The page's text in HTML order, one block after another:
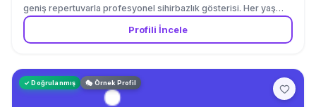
geniş repertuvarla profesyonel sihirbazlık gösterisi. Her yaş
grubuna uygun program seçenekleri.
Profili İncele
✓ Doğrulanmış 🎭 Örnek Profil